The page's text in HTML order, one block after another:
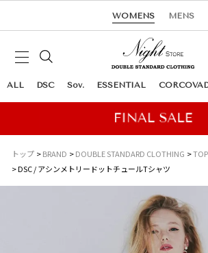
WOMENS MENS
ALL DSC Sov. ESSENTIAL
トップ BRAND DOUBLE STANDARD CLOTHING
DSC / アシンメトリードットチュールTシャツ